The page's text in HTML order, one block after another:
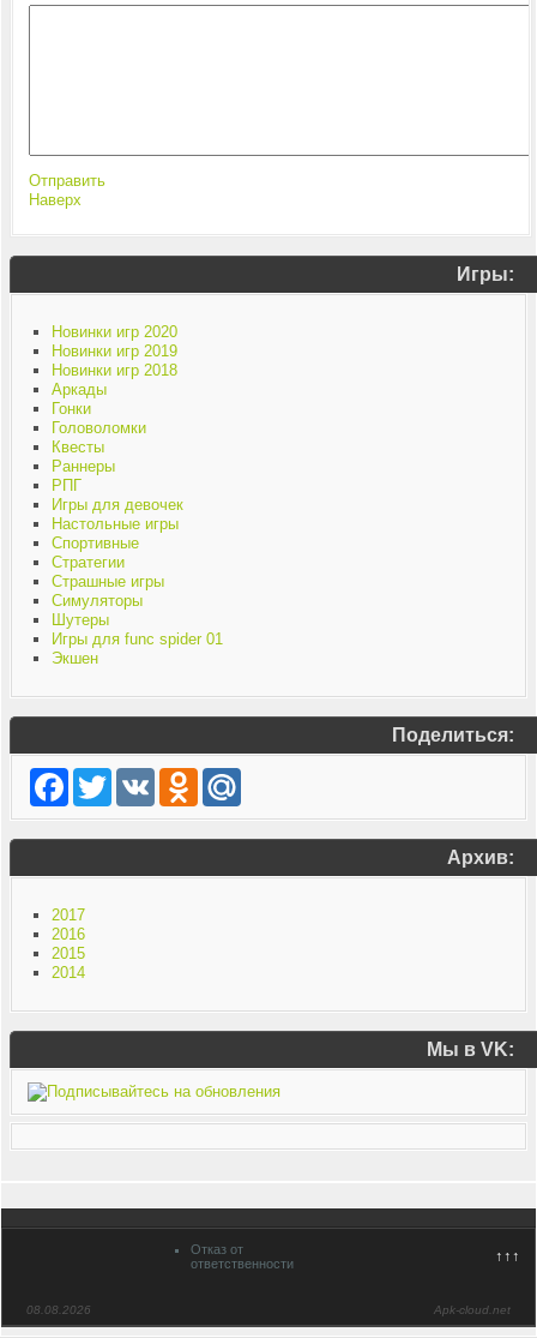
Отправить
Наверх
Игры:
Новинки игр 2020
Новинки игр 2019
Новинки игр 2018
Аркады
Гонки
Головоломки
Квесты
Раннеры
РПГ
Игры для девочек
Настольные игры
Спортивные
Стратегии
Страшные игры
Симуляторы
Шутеры
Игры для func spider 01
Экшен
Поделиться:
Facebook
TwitterVK Odnoklassniki
Mail.Ru
Архив:
2017
2016
2015
2014
Мы в VK:
↑↑↑
Отказ от
ответственности
08.08.2026 Apk-cloud.net